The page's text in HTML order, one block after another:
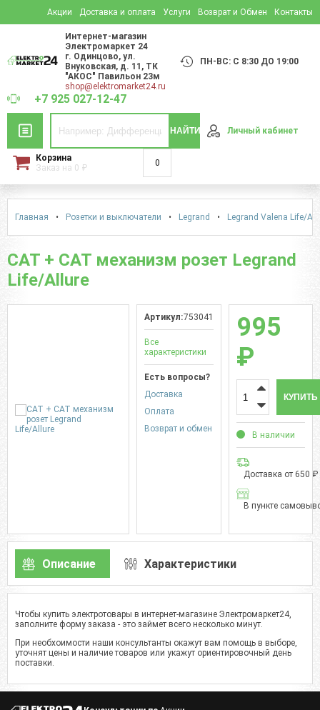
Акции Доставка и оплата Услуги Возврат и Обмен Контакты
Интернет-магазин
Электромаркет 24
г. Одинцово,ул.
Внуковская, д. 11 , ТК
"АКОС" Павильон 23м
shop@elektromarket24.ru
ПН-ВС: С 8:30 ДО 19:00
+7 925 027-12-47
НАЙТИ Личный кабинет
Корзина
Заказ на 0 ₽ 0
Главная • Розетки и выключатели • Legrand • Legrand Valena Life/
CAT + CAT механизм розет Legrand
Life/Allure
Артикул:753041
Все
характеристики
Есть вопросы?
Доставка
Оплата
Возврат и обмен
995
₽
КУПИТЬ
В наличии
Доставка от 650 ₽
В пункте
Описание Характеристики
Чтобы купить электротовары в интернет-магазине Электромаркет24,
заполните форму заказа - это займет всего несколько минут.
При необхоимости наши консультанты окажут вам помощь в выборе,
уточнят цены и наличие товаров или укажут ориентировочный день
поставки.